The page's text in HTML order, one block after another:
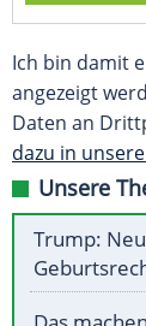
Ich bin damit
angezeigt
Daten an
dazu in
Unsere
Trump: